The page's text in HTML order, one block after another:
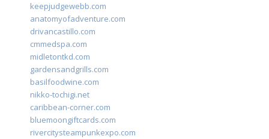
keepjudgewebb.com
anatomyofadventure.com
drivancastillo.com
cmmedspa.com
midletontkd.com
gardensandgrills.com
basilfoodwine.com
nikko-tochigi.net
caribbean-corner.com
bluemoongiftcards.com
rivercitysteampunkexpo.com